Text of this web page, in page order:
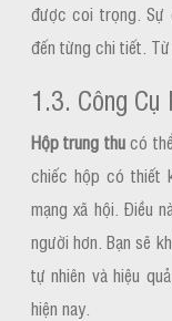
được coi trọng. Sự
đến từng chi tiết.
1.3. Công Cụ
Hộp trung thucó
chiếc hộp có thiết
mạng xã hội. Điều
người hơn. Bạn sẽ
tự nhiên và hiệu
hiện nay.